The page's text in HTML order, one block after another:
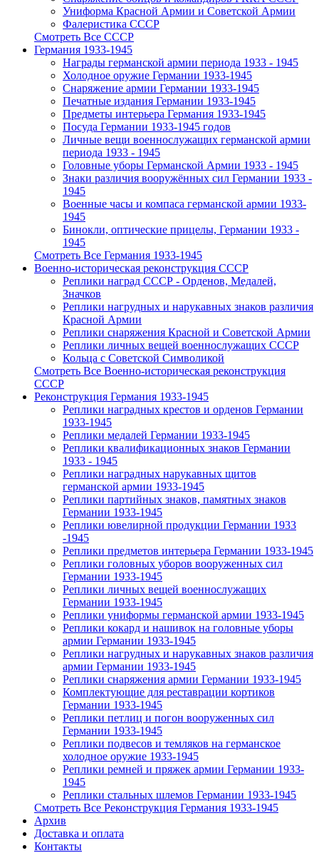
Униформа Красной Армии и Советской Армии
Фалеристика ССCР
Смотреть Все СССР
Германия 1933-1945
Награды германской армии периода 1933 - 1945
Холодное оружие Германии 1933-1945
Снаряжение армии Германии 1933-1945
Печатные издания Германии 1933-1945
Предметы интерьера Германия 1933-1945
Посуда Германии 1933-1945 годов
Личные вещи военнослужащих германской армии
периода 1933 - 1945
Головные уборы Германской Армии 1933 - 1945
Знаки различия вооружённых сил Германии 1933 -
1945
Военные часы и компаса германской армии 1933-
1945
Бинокли, оптические прицелы, Германии 1933 -
1945
Смотреть Все Германия 1933-1945
Военно-историческая реконструкция СССР
Реплики наград СССР - Орденов, Медалей,
Значков
Реплики нагрудных и нарукавных знаков различия
Красной Армии
Реплики снаряжения Красной и Советской Армии
Реплики личных вещей военнослужащих СССР
Кольца с Советской Символикой
Смотреть Все Военно-историческая реконструкция
СССР
Реконструкция Германия 1933-1945
Реплики наградных крестов и орденов Германии
1933-1945
Реплики медалей Германии 1933-1945
Реплики квалификационных знаков Германии
1933 - 1945
Реплики наградных нарукавных щитов
германской армии 1933-1945
Реплики партийных знаков, памятных знаков
Германии 1933-1945
Реплики ювелирной продукции Германии 1933
-1945
Реплики предметов интерьера Германии 1933-1945
Реплики головных уборов вооруженных сил
Германии 1933-1945
Реплики личных вещей военнослужащих
Германии 1933-1945
Реплики униформы германской армии 1933-1945
Реплики кокард и нашивок на головные уборы
армии Германии 1933-1945
Реплики нагрудных и нарукавных знаков различия
армии Германии 1933-1945
Реплики снаряжения армии Германии 1933-1945
Комплектующие для реставрации кортиков
Германии 1933-1945
Реплики петлиц и погон вооруженных сил
Германии 1933-1945
Реплики подвесов и темляков на германское
холодное оружие 1933-1945
Реплики ремней и пряжек армии Германии 1933-
1945
Реплики стальных шлемов Германии 1933-1945
Смотреть Все Реконструкция Германия 1933-1945
Архив
Доставка и оплата
Контакты